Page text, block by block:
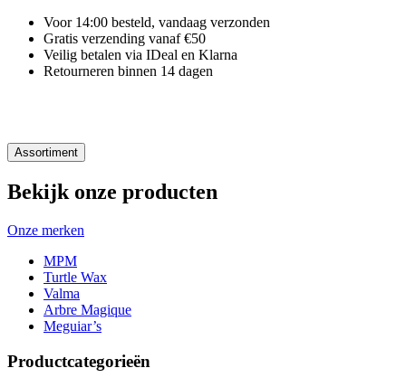
Voor 14:00 besteld, vandaag verzonden
Gratis verzending vanaf €50
Veilig betalen via IDeal en Klarna
Retourneren binnen 14 dagen
Assortiment
Bekijk onze producten
Onze merken
MPM
Turtle Wax
Valma
Arbre Magique
Meguiar’s
Productcategorieën